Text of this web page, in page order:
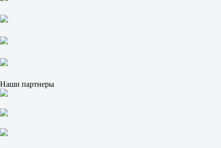
Сидней Юнайтед
Завтра в 08:00
3.85
1X
12
1.98
1.17
Фора
2
+1
Наши партнеры